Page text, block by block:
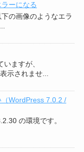
ーになる
の画像のようなエラ
ますが、
示されませ...
WordPress 7.0.2 /
の環境です。